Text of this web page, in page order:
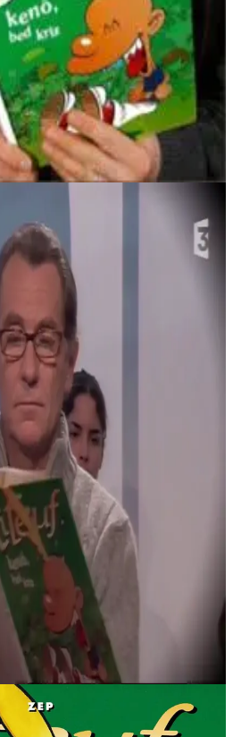
!
Leymergie de la bande dessinée Titeuf
et éditée pour la première fois
sous le titre : "Kenô, bed kriz".
Lino